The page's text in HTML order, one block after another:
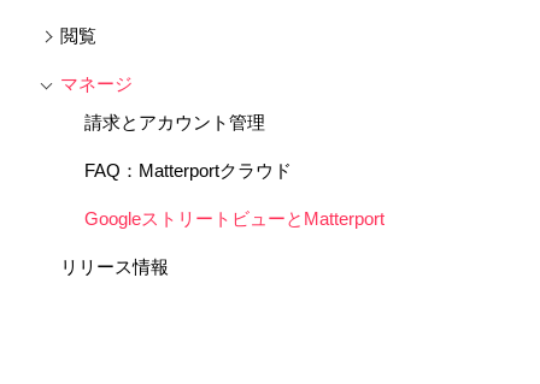
閲覧
マネージ
請求とアカウント管理
FAQ：Matterportクラウド
GoogleストリートビューとMatterport
リリース情報